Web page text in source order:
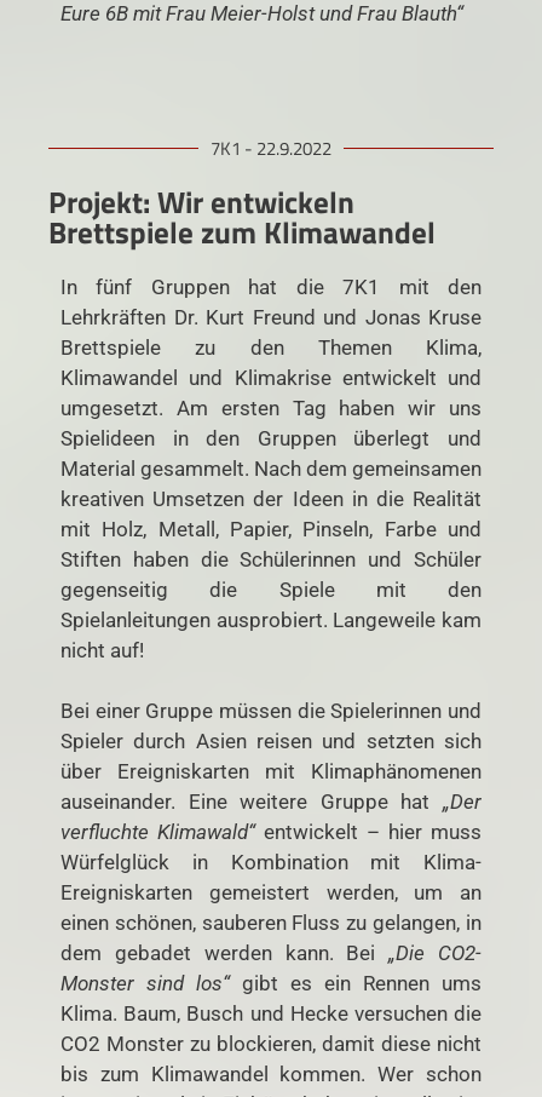
Eure 6B mit Frau Meier-Holst und Frau Blauth“
7K1 - 22.9.2022
Projekt: Wir entwickeln
Brettspiele zum Klimawandel
In fünf Gruppen hat die 7K1 mit den
Lehrkräften Dr. Kurt Freund und Jonas Kruse
Brettspiele zu den Themen Klima,
Klimawandel und Klimakrise entwickelt und
umgesetzt. Am ersten Tag haben wir uns
Spielideen in den Gruppen überlegt und
Material gesammelt. Nach dem gemeinsamen
kreativen Umsetzen der Ideen in die Realität
mit Holz, Metall, Papier, Pinseln, Farbe und
Stiften haben die Schülerinnen und Schüler
gegenseitig die Spiele mit den
Spielanleitungen ausprobiert. Langeweile kam
nicht auf!
Bei einer Gruppe müssen die Spielerinnen und
Spieler durch Asien reisen und setzten sich
über Ereigniskarten mit Klimaphänomenen
auseinander. Eine weitere Gruppe hat „Der
verfluchte Klimawald“entwickelt – hier muss
Würfelglück in Kombination mit Klima-
Ereigniskarten gemeistert werden, um an
einen schönen, sauberen Fluss zu gelangen, in
dem gebadet werden kann. Bei„Die CO2-
Monster sind los“gibt es ein Rennen ums
Klima. Baum, Busch und Hecke versuchen die
CO2 Monster zu blockieren, damit diese nicht
bis zum Klimawandel kommen. Wer schon